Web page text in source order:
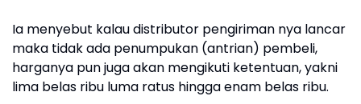
Ia menyebut kalau distributor pengiriman nya lancar
maka tidak ada penumpukan (antrian) pembeli,
harganya pun juga akan mengikuti ketentuan, yakni
lima belas ribu luma ratus hingga enam belas ribu.